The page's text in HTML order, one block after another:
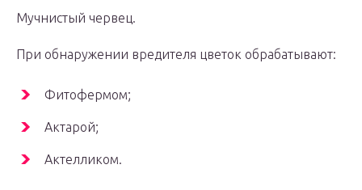
Мучнистый червец.
При обнаружении вредителя цветок обрабатывают:
Фитофермом;
Актарой;
Актелликом.